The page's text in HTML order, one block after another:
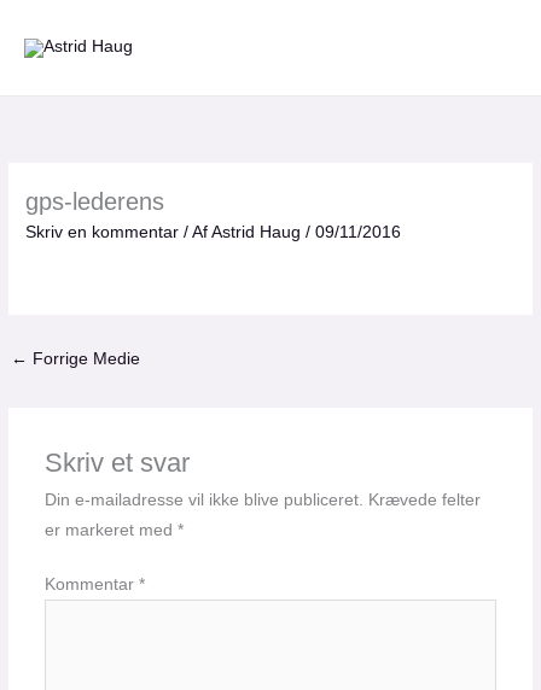
gps-lederens
Skriv en kommentar / AfAstrid Haug/09/11/2016
← Forrige Medie
Skriv et svar
Din e-mailadresse vil ikke blive publiceret. Krævede felter
er markeret med *
Kommentar *